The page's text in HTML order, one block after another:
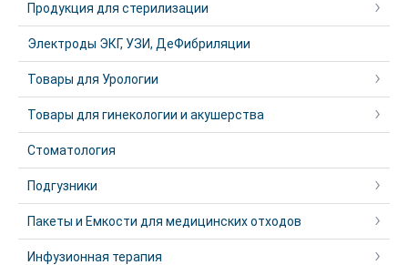
Продукция для стерилизации
Электроды ЭКГ, УЗИ, ДеФибриляции
Товары для Урологии
Товары для гинекологии и акушерства
Стоматология
Подгузники
Пакеты и Емкости для медицинских отходов
Инфузионная терапия